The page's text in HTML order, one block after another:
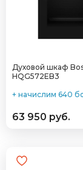
Духовой шкаф
HQG572EB3
+ начислим 640
63 950 руб.